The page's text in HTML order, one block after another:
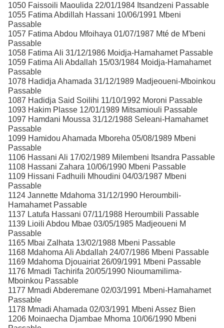
1050 Faissoili Maoulida 22/01/1984 Itsandzeni Passable
1055 Fatima Abdillah Hassani 10/06/1991 Mbeni
Passable
1057 Fatima Abdou Mfoihaya 01/07/1987 Mté de M'beni
Passable
1058 Fatima Ali 31/12/1986 Moidja-Hamahamet Passable
1059 Fatima Ali Abdallah 15/03/1984 Moidja-Hamahamet
Passable
1078 Hadidja Ahamada 31/12/1989 Madjeoueni-Mboinkou
Passable
1087 Hadidja Said Soilihi 11/10/1992 Moroni Passable
1093 Hakim Plasse 12/01/1989 Mitsamiouli Passable
1097 Hamdani Moussa 31/12/1988 Seleani-Hamahamet
Passable
1099 Hamidou Ahamada Mboreha 05/08/1989 Mbeni
Passable
1106 Hassani Ali 17/02/1989 Milembeni Itsandra Passable
1108 Hassani Zahara 10/06/1990 Mbeni Passable
1109 Hissani Fadhuili Mhoudini 04/03/1987 Mbeni
Passable
1124 Jannette Mdahoma 31/12/1990 Heroumbili-
Hamahamet Passable
1137 Latufa Hassani 07/11/1988 Heroumbili Passable
1139 Lioili Abdou Mbae 03/05/1985 Madjeoueni M
Passable
1165 Mbai Zalhata 13/02/1988 Mbeni Passable
1168 Mdahoma Ali Abdallah 24/07/1986 Mbeni Passable
1169 Mdahoma Djouairiat 26/09/1991 Mbeni Passable
1176 Mmadi Tachirifa 20/05/1990 Nioumamilima-
Mboinkou Passable
1177 Mmadi Abderemane 02/03/1991 Mbeni-Hamahamet
Passable
1178 Mmadi Ahamada 02/03/1991 Mbeni Assez Bien
1206 Moinaecha Djambae Mhoma 10/06/1990 Mbeni